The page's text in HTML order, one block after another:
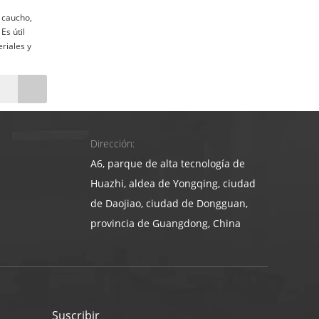
útil
y
con una
que
los
Dirección:
A6, parque de alta tecnología de
Huazhi, aldea de Yongqing, ciudad
de Daojiao, ciudad de Dongguan,
provincia de Guangdong, China
Suscribir